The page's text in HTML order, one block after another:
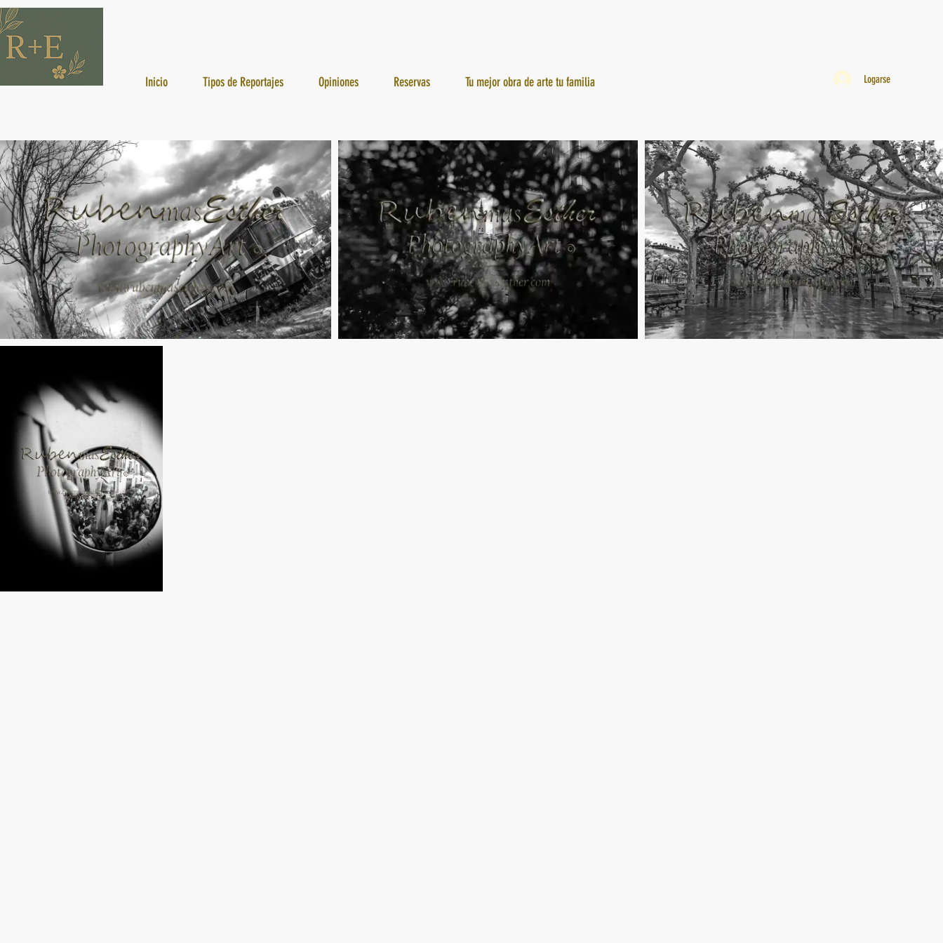
Inicio Tipos de Reportajes Opiniones Reservas Tu mejor obra de arte tu familia Logarse